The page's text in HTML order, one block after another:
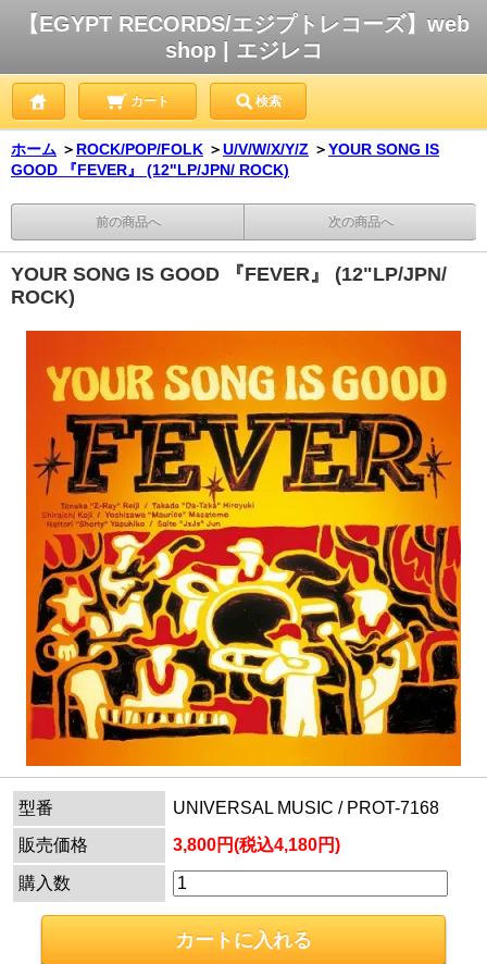
【EGYPT RECORDS/エジプトレコーズ】web
shop | エジレコ
カート 検索
ホーム ＞ ROCK/POP/FOLK ＞U/V/W/X/Y/Z ＞YOUR SONG IS
GOOD 『FEVER』 (12"LP/JPN/ ROCK)
前の商品へ 次の商品へ
YOUR SONG IS GOOD 『FEVER』 (12"LP/JPN/
ROCK)
型番
UNIVERSAL MUSIC / PROT-7168
販売価格
3,800円(税込4,180円)
購入数